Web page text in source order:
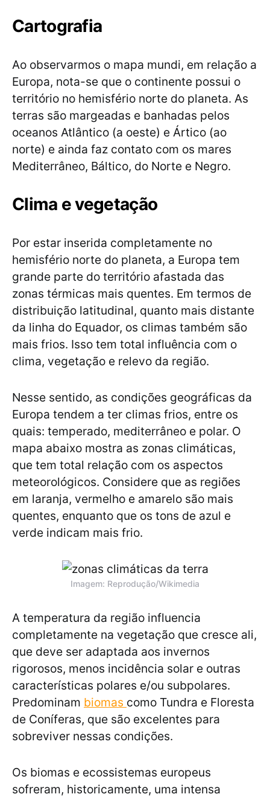
Cartografia
Ao observarmos o mapa mundi, em relação a
Europa, nota-se que o continente possui o
território no hemisfério norte do planeta. As
terras são margeadas e banhadas pelos
oceanos Atlântico (a oeste) e Ártico (ao
norte) e ainda faz contato com os mares
Mediterrâneo, Báltico, do Norte e Negro.
Clima e vegetação
Por estar inserida completamente no
hemisfério norte do planeta, a Europa tem
grande parte do território afastada das
zonas térmicas mais quentes. Em termos de
distribuição latitudinal, quanto mais distante
da linha do Equador, os climas também são
mais frios. Isso tem total influência com o
clima, vegetação e relevo da região.
Nesse sentido, as condições geográficas da
Europa tendem a ter climas frios, entre os
quais: temperado, mediterrâneo e polar. O
mapa abaixo mostra as zonas climáticas,
que tem total relação com os aspectos
meteorológicos. Considere que as regiões
em laranja, vermelho e amarelo são mais
quentes, enquanto que os tons de azul e
verde indicam mais frio.
Imagem: Reprodução/Wikimedia
A temperatura da região influencia
completamente na vegetação que cresce ali,
que deve ser adaptada aos invernos
rigorosos, menos incidência solar e outras
características polares e/ou subpolares.
Predominam biomas como Tundra e Floresta
de Coníferas, que são excelentes para
sobreviver nessas condições.
Os biomas e ecossistemas europeus
sofreram, historicamente, uma intensa